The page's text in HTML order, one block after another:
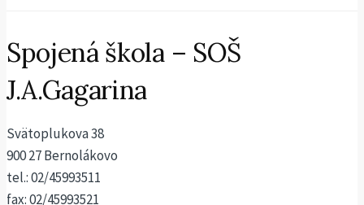
Spojená škola – SOŠ
J.A.Gagarina
Svätoplukova 38
900 27 Bernolákovo
tel.: 02/45993511
fax: 02/45993521